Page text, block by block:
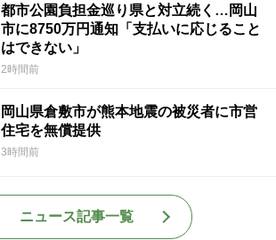
都市公園負担金巡り県と対立続く…岡山
市に8750万円通知「支払いに応じること
はできない」
2時間前
岡山県倉敷市が熊本地震の被災者に市営
住宅を無償提供
3時間前
ニュース記事一覧